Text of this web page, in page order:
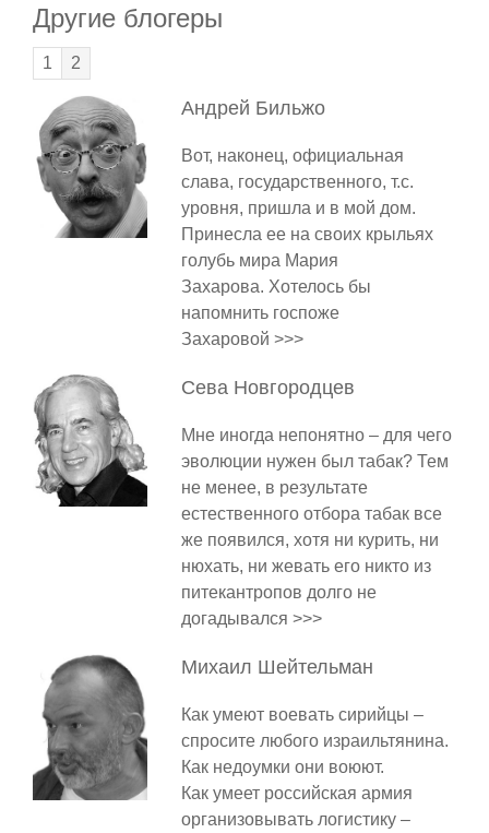
Другие блогеры
1 2
Андрей Бильжо
Вот, наконец, официальная
слава, государственного, т.с.
уровня, пришла и в мой дом.
Принесла ее на своих крыльях
голубь мира Мария
Захарова. Хотелось бы
напомнить госпоже
Захаровой >>>
Сева Новгородцев
Мне иногда непонятно – для чего
эволюции нужен был табак? Тем
не менее, в результате
естественного отбора табак все
же появился, хотя ни курить, ни
нюхать, ни жевать его никто из
питекантропов долго не
догадывался >>>
Михаил Шейтельман
Как умеют воевать сирийцы –
спросите любого израильтянина.
Как недоумки они воюют.
Как умеет российская армия
организовывать логистику –